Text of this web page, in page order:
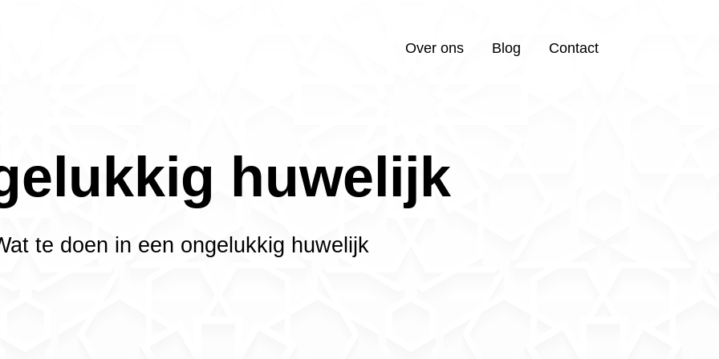
Over ons Blog Contact
huwelijk
te doen in een ongelukkig huwelijk